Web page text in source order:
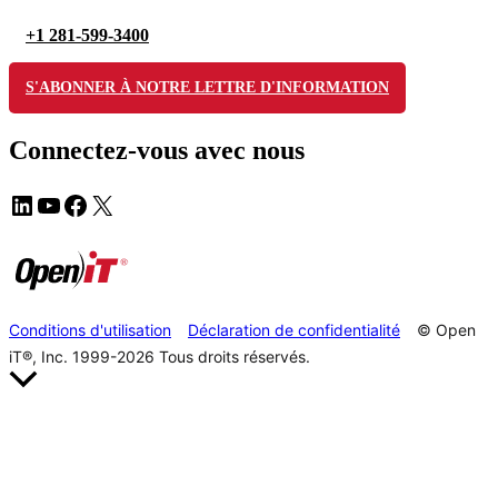
+1 281-599-3400
S'ABONNER À NOTRE LETTRE D'INFORMATION
Connectez-vous avec nous
Conditions d'utilisation Déclaration de confidentialité
© Open
iT®, Inc. 1999-2026 Tous droits réservés.